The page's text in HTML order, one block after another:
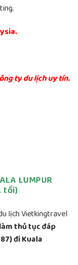
ty du lịch uy tín.
LUMPUR
tối)
lịch Vietkingtravel
thủ tục đáp
đi Kuala